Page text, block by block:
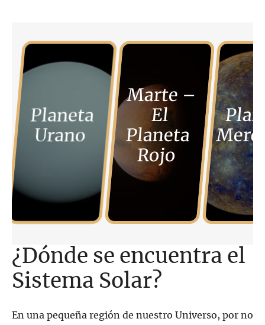
Planeta
Urano
Marte –
El
Planeta
Rojo
¿Dónde se encuentra el
Sistema Solar?
En una pequeña región de nuestro Universo, por no